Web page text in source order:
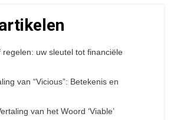
regelen: uw sleutel tot financiële
van “Vicious”: Betekenis en
van het Woord ‘Viable’